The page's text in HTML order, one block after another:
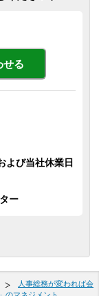
せる
よび当社休業日
ー
人事総務が変われば会
のマネジメント